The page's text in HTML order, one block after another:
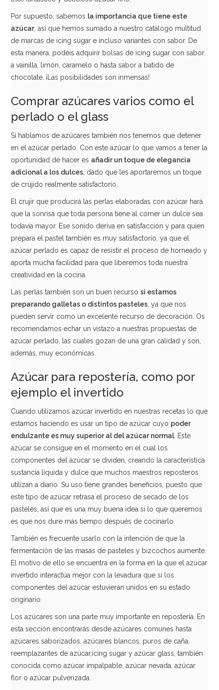
Azúcar para Algodón de Azúcar Rojo 1 Kg - Sabor Cereza
AÑADIR
Azúcar Moreno de Caña 500gr
4,95€
AÑADIR
Reemplazante del Azúcar GALLETAS 350gr
7,95€
AÑADIR
Por supuesto, sabemos la importancia que tiene este
azúcar, así que hemos sumado a nuestro catálogo multitud
de marcas de icing sugar e incluso variantes con sabor. De
esta manera, podéis adquirir bolsas de icing sugar con sabor
a vainilla, limón, caramelo o hasta sabor a batido de
chocolate. ¡Las posibilidades son inmensas!
Comprar azúcares varios como el
perlado o el glass
Si hablamos de azúcares también nos tenemos que detener
en el azúcar perlado. Con este azúcar lo que vamos a tener la
oportunidad de hacer es añadir un toque de elegancia
adicional a los dulces , dado que les aportaremos un toque
de crujido realmente satisfactorio.
El crujir que producirá las perlas elaboradas con azúcar hará
que la sonrisa que toda persona tiene al comer un dulce sea
todavía mayor. Ese sonido deriva en satisfacción y para quien
prepara el pastel también es muy satisfactorio, ya que el
azúcar perlado es capaz de resistir el proceso de horneado y
aporta mucha facilidad para que liberemos toda nuestra
creatividad en la cocina.
Las perlas también son un buen recursosi estamos
preparando galletas o distintos pasteles , ya que nos
pueden servir como un excelente recurso de decoración. Os
recomendamos echar un vistazo a nuestras propuestas de
azúcar perlado, las cuales gozan de una gran calidad y son,
además, muy económicas.
Azúcar para repostería, como por
ejemplo el invertido
Cuando utilizamos azúcar invertido en nuestras recetas lo que
estamos haciendo es usar un tipo de azúcar cuyo poder
endulzante es muy superior al del azúcar normal . Este
azúcar se consigue en el momento en el cual los
componentes del azúcar se dividen, creando la característica
sustancia líquida y dulce que muchos maestros reposteros
utilizan a diario. Su uso tiene grandes beneficios, puesto que
este tipo de azúcar retrasa el proceso de secado de los
pasteles, así que es una muy buena idea si lo que queremos
es que nos dure más tiempo después de cocinarlo.
También es frecuente usarlo con la intención de que la
fermentación de las masas de pasteles y bizcochos aumente.
El motivo de ello se encuentra en la forma en la que el azúcar
invertido interactúa mejor con la levadura que si los
componentes del azúcar estuvieran unidos en su estado
originario.
Los azúcares son una parte muy importante en repostería. En
esta sección encontrarás desde azúcares comunes hasta
azúcares saborizados, azúcares blancos, puros de caña,
reemplazantes de azúcar,icing sugar y azúcar glass, también
conocida como azúcar impalpable, azúcar nevada, azúcar
flor o azúcar pulverizada.